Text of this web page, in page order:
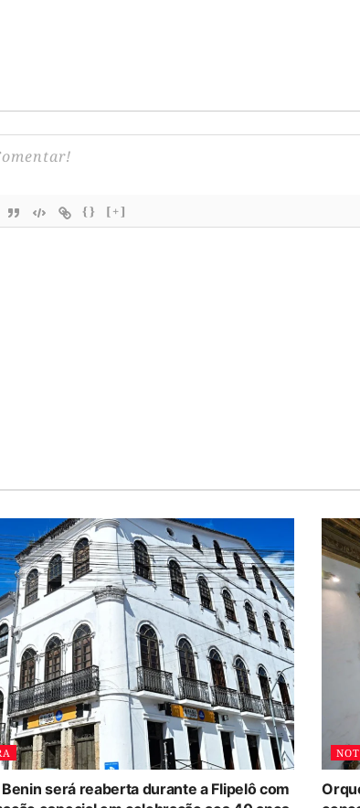
{} [+]
Benin será reaberta durante a Flipelô com